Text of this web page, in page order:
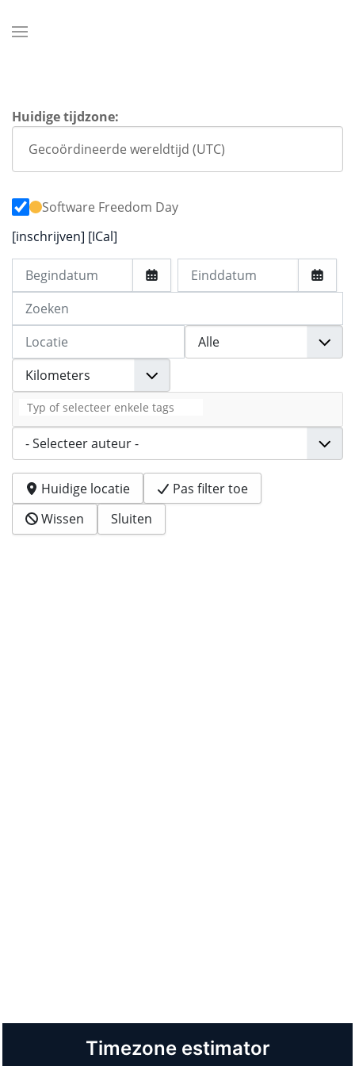
Huidige tijdzone:
Software Freedom Day
[inschrijven] [ICal]
Begindatum
Einddatum
Zoeken
Locatie
Tags
Auteur
Huidige locatie
Pas filter toe
Wissen
Sluiten
Timezone estimator